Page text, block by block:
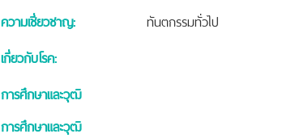
ความเชี่ยวชาญ:
ทันตกรรมทั่วไป
เกี่ยวกับโรค:
การศึกษาและวุฒิ
การศึกษาและวุฒิ